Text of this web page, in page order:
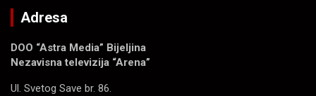
Adresa
DOO “Astra Media” Bijeljina
Nezavisna televizija “Arena”
Ul. Svetog Save br. 86.